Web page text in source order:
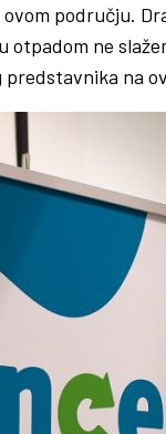
ovom području.
otpadom ne
predstavnika na